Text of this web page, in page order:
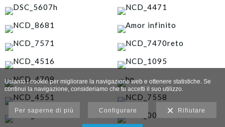
Usiamo i cookie per migliorare la navigazione web e ottenere statistiche. Se
continui la navigazione, consideriamo che tu accetti il suo utilizzo.
Per saperne di più Configurare Rifiutare